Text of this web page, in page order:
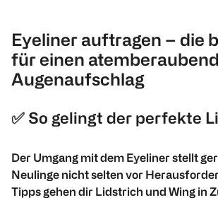
Eyeliner auftragen – die
für einen
Augenaufschlag
✅ So gelingt der perfekte
Der Umgang mit dem Eyeliner stellt
Neulinge nicht selten vor
Tipps gehen dir Lidstrich und Wing in